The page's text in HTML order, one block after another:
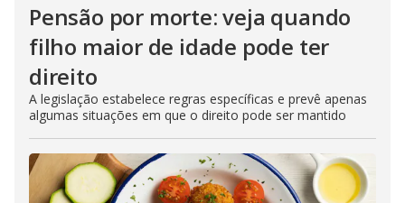
Pensão por morte: veja quando
filho maior de idade pode ter
direito
A legislação estabelece regras específicas e prevê apenas
algumas situações em que o direito pode ser mantido